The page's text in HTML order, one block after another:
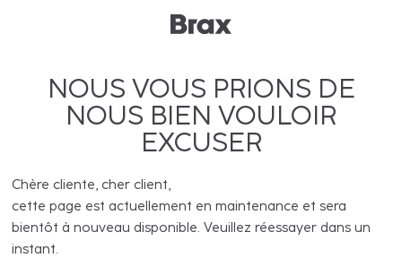
NOUS VOUS PRIONS DE
NOUS BIEN VOULOIR
EXCUSER
Chère cliente, cher client,
cette page est actuellement en maintenance et sera
bientôt à nouveau disponible. Veuillez réessayer dans un
instant.